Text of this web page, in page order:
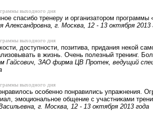
выходного дня
спасибо тренеру и организатором программы
Александровна, г. Москва, 12 - 13 октября 2013
выходного дня
доступности, позитива, придания некой
в жизнь. Очень полезный тренинг.
Гайсович, ЗАО фирма ЦВ Протек, ведущий
выходного дня
особенно понравились упражнения.
эмоциональное общение с участниками
г. Москва, 12 - 13 октября 2013 года